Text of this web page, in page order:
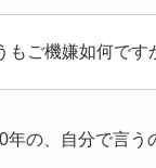
もご機嫌如何です
年の、自分で言う